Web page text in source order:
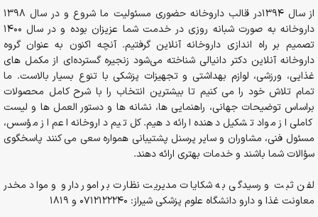
از سال 1394در قالب داروخانه حضوری مسئولیت ما شروع و در سال 1398
داروخانه به صورت شبانه روزی در خدمت شما عزیزان بوده و در سال 1400
تصمیم بر راه اندازی داروخانه آنلاین گرفتیم. آنچه اکنون به عنوان گروه
داروخانه آنلاین دکتر دانیالی شناخته می‌شود زنجیره گسترده‌ای از مکمل های
غذایی، ورزشی، لوازم بهداشتی و تجهیزات پزشکی با تنوع بسیار بالاست. ما
تمام تلاش خود را می کنیم تا بیشترین انتخاب را با شرح کامل محصولات
براساس توضیحات جهانی، راهنمایی ها، نشانه ها و دستور العمل ها و لیست
کاملی از مواد تشکیل دهنده ارائه دهیم. کل تیم داروخانه اعم از مؤسس،
مسئول فنی، مشاوران و سایر پرسنل پشتیبانی همواره سعی می کنند پاسخگوی
سؤالات شما باشند و خدمات بهتری ارائه دهند.
لفن ثبت و رسیدگی به شکایات مدیریت نظارت بر امور دارو و مواد مخدر
معاونت غذا و دارو دانشگاه علوم پزشکی شیراز: 0712122240 و 1819